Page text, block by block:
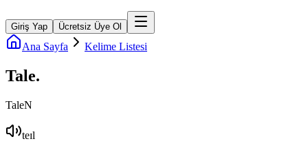
Giriş Yap Ücretsiz Üye Ol
Ana Sayfa Kelime Listesi
Tale.
TaleN
teɪl